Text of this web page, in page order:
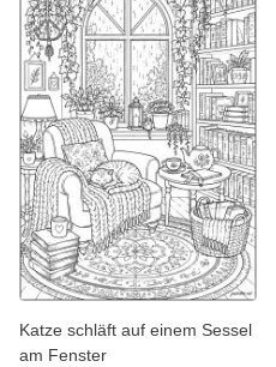
Katze schläft auf einem Sessel
am Fenster